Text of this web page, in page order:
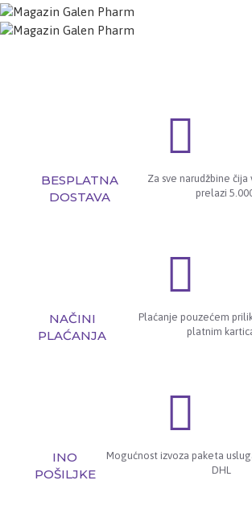
BESPLATNA
DOSTAVA
Za sve narudžbine
prelazi
NAČINI
PLAĆANJA
Plaćanje pouzećem
platnim
INO
POŠILJKE
Mogućnost izvoza paketa
DHL